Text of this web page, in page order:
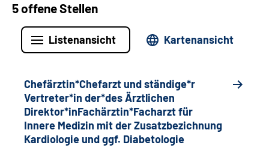
5 offene Stellen
Listenansicht Kartenansicht
Chefärztin*Chefarzt und ständige*r
Vertreter*in der*des Ärztlichen
Direktor*inFachärztin*Facharzt für
Innere Medizin mit der Zusatzbezichnung
Kardiologie und ggf. Diabetologie